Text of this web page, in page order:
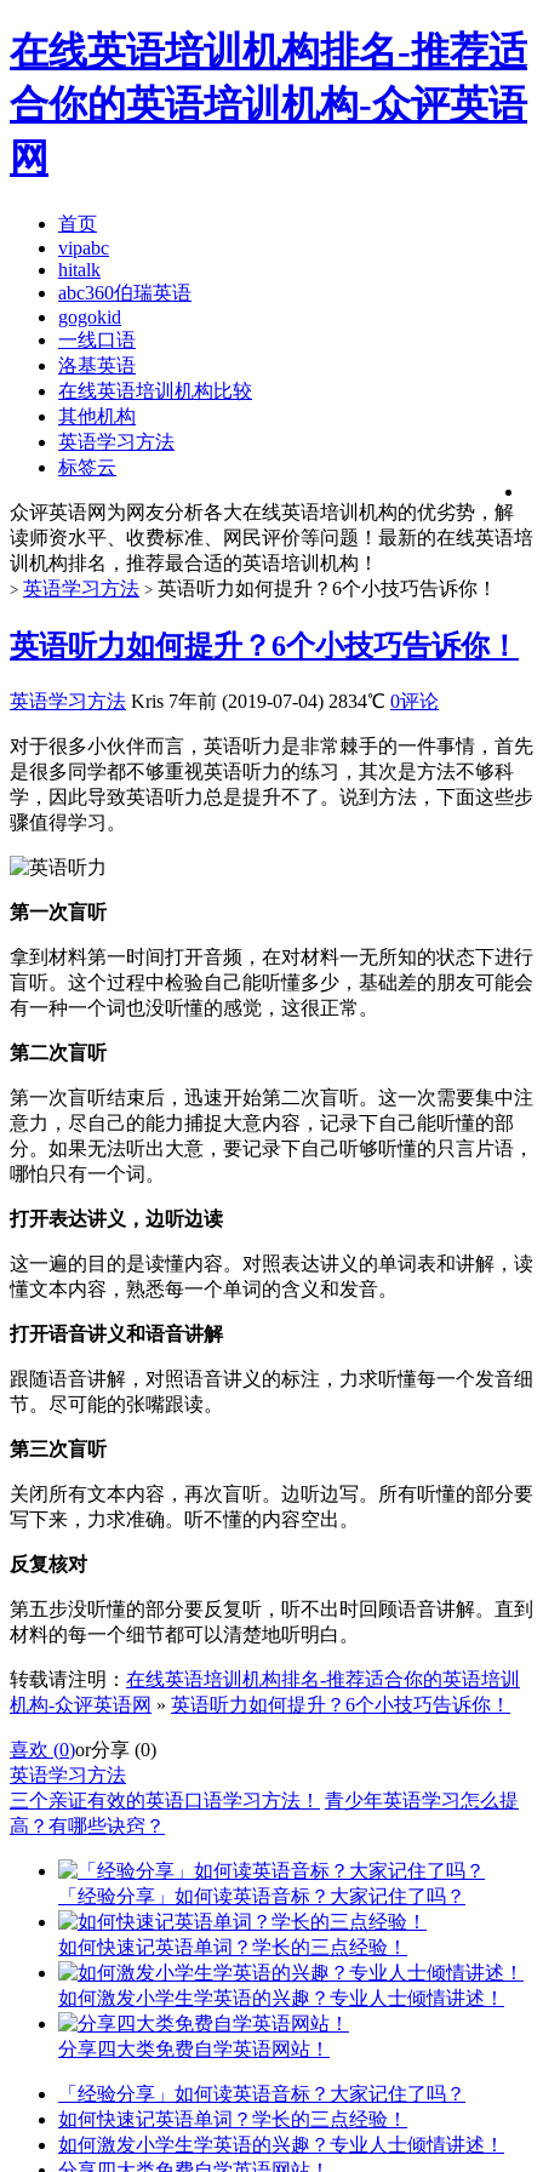
在线英语培训机构排名-推荐适
合你的英语培训机构-众评英语
网
首页
vipabc
hitalk
abc360伯瑞英语
gogokid
一线口语
洛基英语
在线英语培训机构比较
其他机构
英语学习方法
标签云
众评英语网为网友分析各大在线英语培训机构的优劣势，解
读师资水平、收费标准、网民评价等问题！最新的在线英语培
训机构排名，推荐最合适的英语培训机构！
> 英语学习方法 > 英语听力如何提升？6个小技巧告诉你！
英语听力如何提升？6个小技巧告诉你！
英语学习方法 Kris 7年前 (2019-07-04) 2834℃ 0评论
对于很多小伙伴而言，英语听力是非常棘手的一件事情，首先
是很多同学都不够重视英语听力的练习，其次是方法不够科
学，因此导致英语听力总是提升不了。说到方法，下面这些步
骤值得学习。
第一次盲听
拿到材料第一时间打开音频，在对材料一无所知的状态下进行
盲听。这个过程中检验自己能听懂多少，基础差的朋友可能会
有一种一个词也没听懂的感觉，这很正常。
第二次盲听
第一次盲听结束后，迅速开始第二次盲听。这一次需要集中注
意力，尽自己的能力捕捉大意内容，记录下自己能听懂的部
分。如果无法听出大意，要记录下自己听够听懂的只言片语，
哪怕只有一个词。
打开表达讲义，边听边读
这一遍的目的是读懂内容。对照表达讲义的单词表和讲解，读
懂文本内容，熟悉每一个单词的含义和发音。
打开语音讲义和语音讲解
跟随语音讲解，对照语音讲义的标注，力求听懂每一个发音细
节。尽可能的张嘴跟读。
第三次盲听
关闭所有文本内容，再次盲听。边听边写。所有听懂的部分要
写下来，力求准确。听不懂的内容空出。
反复核对
第五步没听懂的部分要反复听，听不出时回顾语音讲解。直到
材料的每一个细节都可以清楚地听明白。
转载请注明： 在线英语培训机构排名-推荐适合你的英语培训
机构-众评英语网 » 英语听力如何提升？6个小技巧告诉你！
喜欢 (0)or分享 (0)
英语学习方法
三个亲证有效的英语口语学习方法！
青少年英语学习怎么提
高？有哪些诀窍？
「经验分享」如何读英语音标？大家记住了吗？
如何快速记英语单词？学长的三点经验！
如何激发小学生学英语的兴趣？专业人士倾情讲述！
分享四大类免费自学英语网站！
「经验分享」如何读英语音标？大家记住了吗？
如何快速记英语单词？学长的三点经验！
如何激发小学生学英语的兴趣？专业人士倾情讲述！